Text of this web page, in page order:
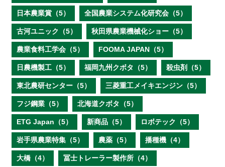
日本農業賞（5） 全国農業システム化研究会（5）
古河ユニック（5） 秋田県農業機械化ショー（5）
農業食料工学会（5） FOOMA JAPAN（5）
日農機製工（5） 福岡九州クボタ（5） 殺虫剤（5）
東北農研センター（5） 三菱重工メイキエンジン（5）
フジ鋼業（5） 北海道クボタ（5）
ETG Japan（5） 新商品（5） ロボテック（5）
岩手県農業特集（5） 農薬（5） 播種機（4）
大橋（4） 冨士トレーラー製作所（4）